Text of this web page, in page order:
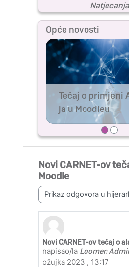
Natjecanja
Opće novosti
Tečaj o primjeni
ja u Moodleu
Novi CARNET-ov
Moodle
Način prikaza
Novi CARNET-ov tečaj o
napisao/la Loomen
ožujka 2023., 13:17
Broj odgovora: 0